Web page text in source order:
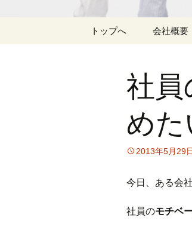
トップへ 会社概要
代表より
社員
めた
2013年5月29
今日、ある会
社員のモチベ